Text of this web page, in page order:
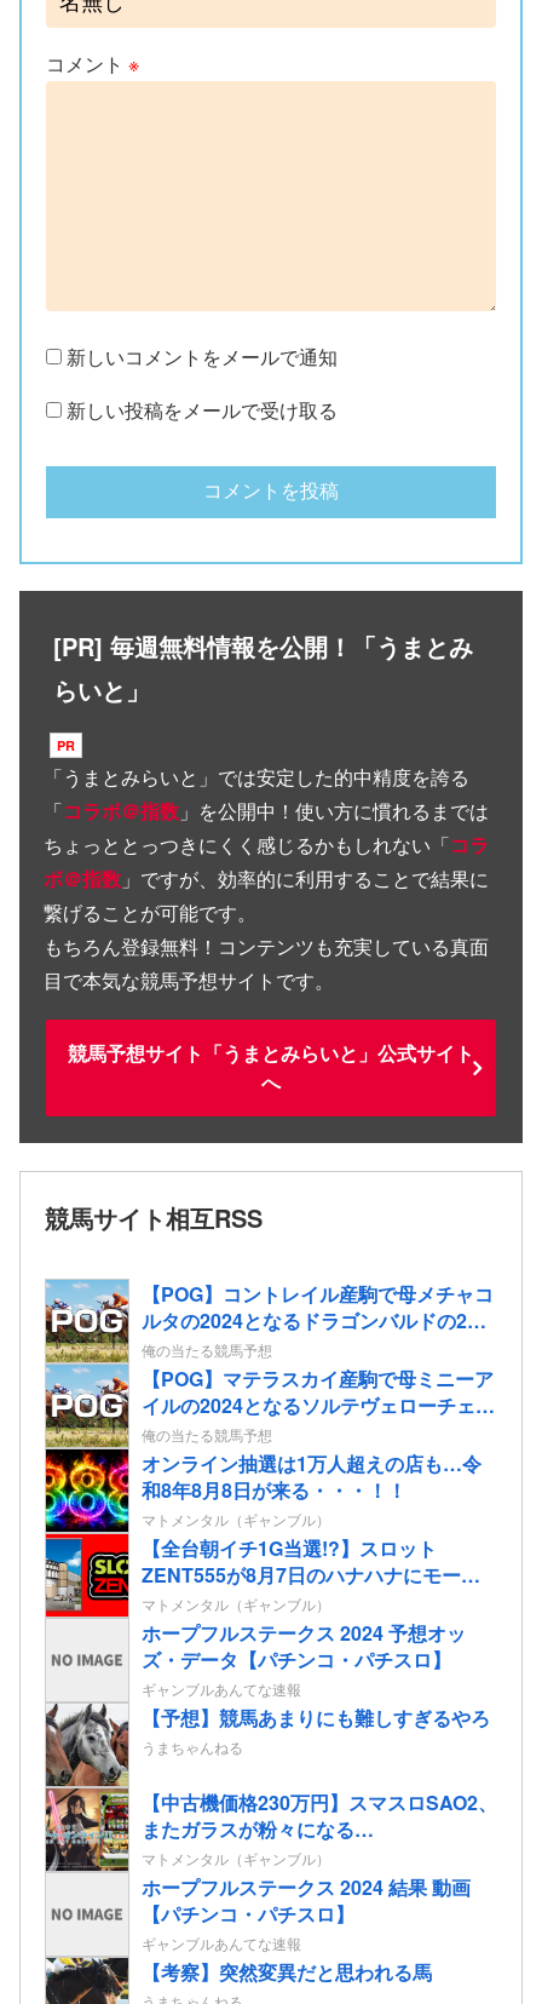
コメント ※
新しいコメントをメールで通知
新しい投稿をメールで受け取る
[PR] 毎週無料情報を公開！「うまとみ
らいと」
「うまとみらいと 」では安定した的中精度を誇る
「コラボ＠指数 」を公開中！使い方に慣れるまでは
ちょっととっつきにくく感じるかもしれない「コラ
ボ＠指数 」ですが、効率的に利用することで結果に
繋げることが可能です。
もちろん登録無料！コンテンツも充実している真面
目で本気な競馬予想サイトです。
競馬予想サイト「うまとみらいと」公式サイト
へ
競馬サイト相互RSS
【POG】コントレイル産駒で母メチャコ
ルタの2024となるドラゴンバルドの2歳
情報
俺の当たる競馬予想
【POG】マテラスカイ産駒で母ミニーア
イルの2024となるソルテヴェローチェの
2歳情報
俺の当たる競馬予想
オンライン抽選は1万人超えの店も…令
和8年8月8日が来る・・・！！
マトメンタル（ギャンブル）
【全台朝イチ1G当選!?】スロット
ZENT555が8月7日のハナハナにモーニ
ングを仕込んだらしいｗｗｗｗ
マトメンタル（ギャンブル）
ホープフルステークス 2024 予想オッ
ズ・データ【パチンコ・パチスロ】
ギャンブルあんてな速報
【予想】競馬あまりにも難しすぎるやろ
うまちゃんねる
【中古機価格230万円】スマスロSAO2、
またガラスが粉々になる…
マトメンタル（ギャンブル）
ホープフルステークス 2024 結果 動画
【パチンコ・パチスロ】
ギャンブルあんてな速報
【考察】突然変異だと思われる馬